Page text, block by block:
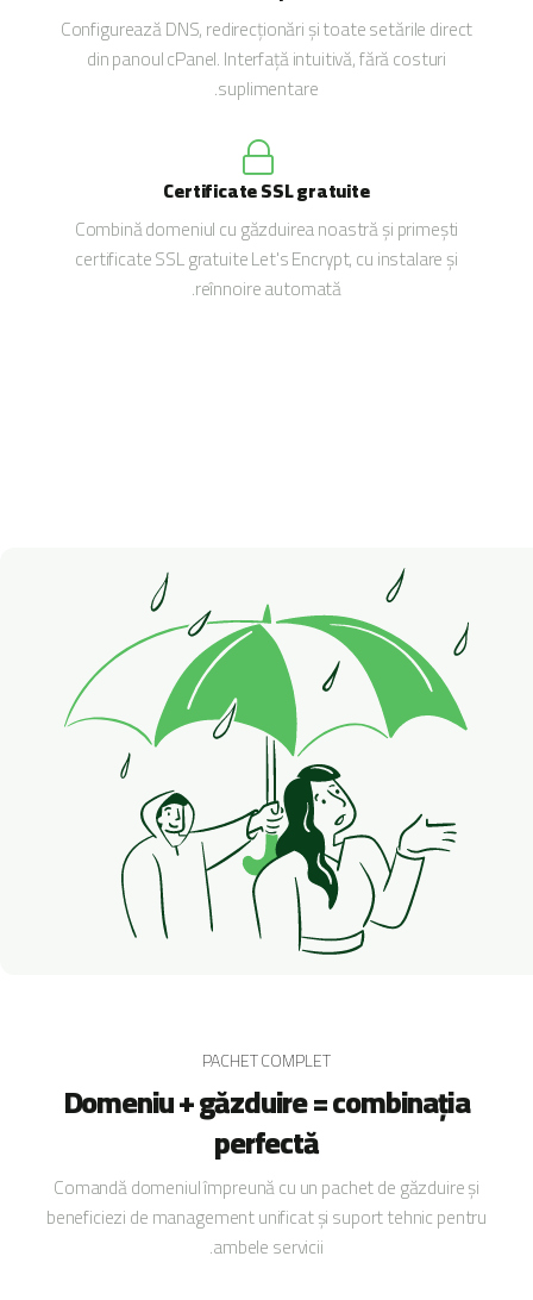
Configurează DNS, redirecționări și toate setările direct
din panoul cPanel. Interfață intuitivă, fără costuri
suplimentare.
Certificate SSL gratuite
Combină domeniul cu găzduirea noastră și primești
certificate SSL gratuite Let's Encrypt, cu instalare și
reînnoire automată.
PACHET COMPLET
Domeniu + găzduire = combinația
perfectă
Comandă domeniul împreună cu un pachet de găzduire și
beneficiezi de management unificat și suport tehnic pentru
ambele servicii.